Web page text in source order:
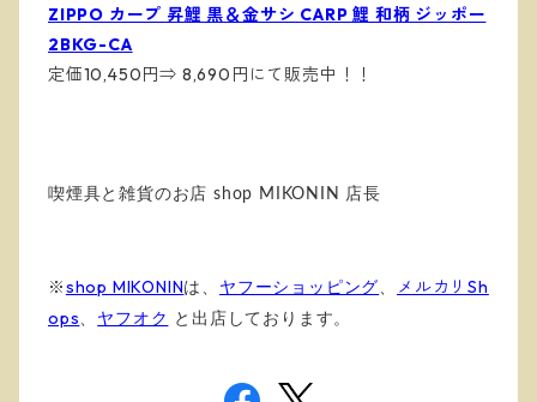
ZIPPO カープ 昇鯉 黒＆金サシ CARP 鯉 和柄 ジッポー
2BKG-CA
定価10,450円⇒ 8,690円にて販売中！！
喫煙具と雑貨のお店 shop MIKONIN 店長
※shop MIKONINは、 ヤフーショッピング、
メルカリSh
ops、 ヤフオク と出店しております。